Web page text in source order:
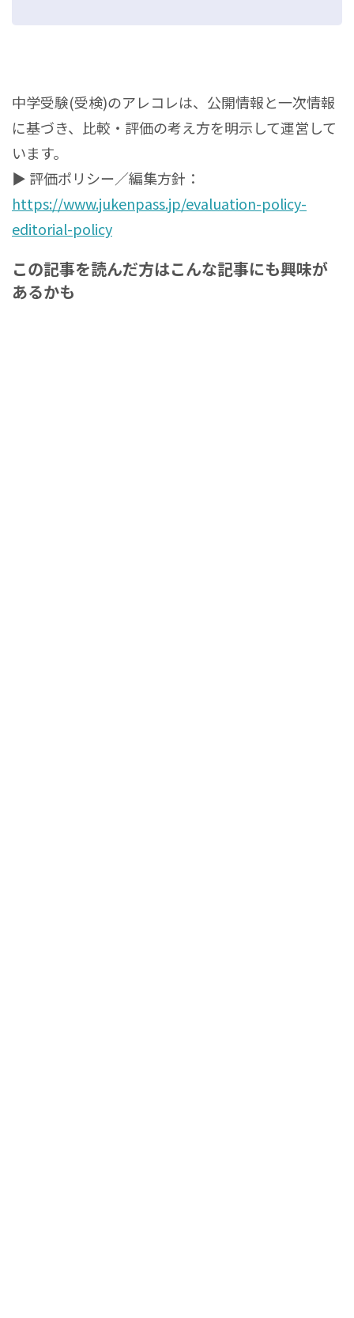
中学受験(受検)のアレコレは、公開情報と一次情報
に基づき、比較・評価の考え方を明示して運営して
います。
▶ 評価ポリシー／編集方針：
https://www.jukenpass.jp/evaluation-policy-
editorial-policy
この記事を読んだ方はこんな記事にも興味が
あるかも